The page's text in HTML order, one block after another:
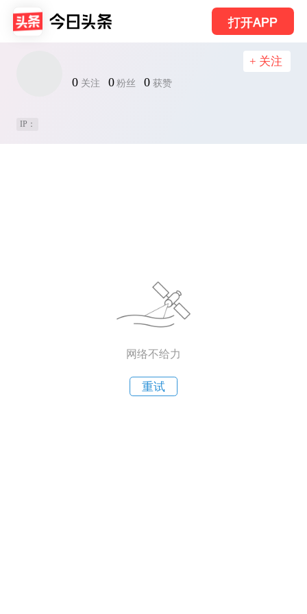
打开APP
0 关注 0 粉丝 0 获赞
+ 关注
IP：
网络不给力
重试